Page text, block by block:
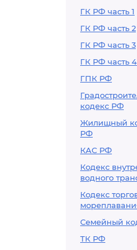
ГК РФ часть 1
ГК РФ часть 2
ГК РФ часть 3
ГК РФ часть 4
ГПК РФ
кодекс РФ
Жилищный
РФ
КАС РФ
Кодекс
водного
Кодекс
Семейный
ТК РФ